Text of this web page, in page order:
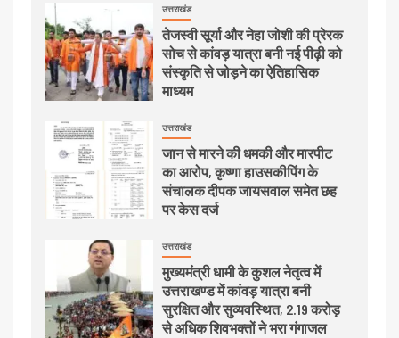
उत्तराखंड
तेजस्वी सूर्या और नेहा जोशी की प्रेरक
सोच से कांवड़ यात्रा बनी नई पीढ़ी को
संस्कृति से जोड़ने का ऐतिहासिक
माध्यम
उत्तराखंड
जान से मारने की धमकी और मारपीट
का आरोप, कृष्णा हाउसकीपिंग के
संचालक दीपक जायसवाल समेत छह
पर केस दर्ज
उत्तराखंड
मुख्यमंत्री धामी के कुशल नेतृत्व में
उत्तराखण्ड में कांवड़ यात्रा बनी
सुरक्षित और सुव्यवस्थित, 2.19 करोड़
से अधिक शिवभक्तों ने भरा गंगाजल